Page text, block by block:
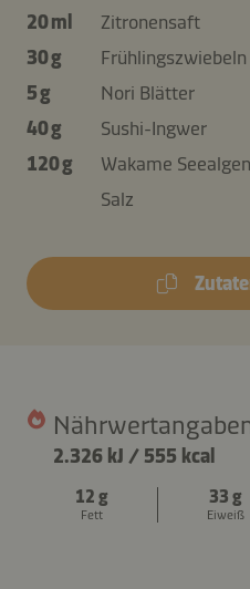
20 ml
Zitronensaft
30 g
Frühlingszwiebeln
5 g
Nori Blätter
40 g
Sushi-Ingwer
120 g
Wakame
Salz
2.326 kJ / 555 kcal
12 g
Fett
33 g
Eiweiß